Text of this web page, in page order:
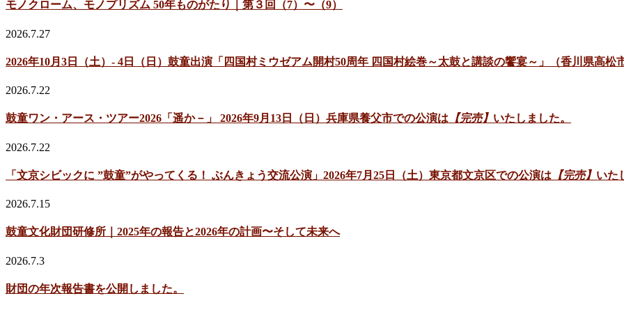
モノクローム、モノプリズム 50年ものがたり｜第３回（7）〜（9）
2026.7.27
2026年10月3日（土）- 4日（日）鼓童出演「四国村ミウゼアム開村50周年 四国村絵巻～太鼓と講談の饗宴～」（香川県高松市
2026.7.22
鼓童ワン・アース・ツアー2026「遥か－」 2026年9月13日（日）兵庫県養父市での公演は 【完売】 いたしました。
2026.7.22
「文京シビックに ”鼓童”がやってくる！ ぶんきょう交流公演」2026年7月25日（土）東京都文京区での公演は 【完売】 いた
2026.7.15
鼓童文化財団研修所｜2025年の報告と2026年の計画〜そして未来へ
2026.7.3
財団の年次報告書を公開しました。